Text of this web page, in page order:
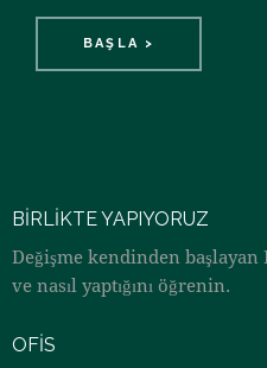
BAŞLA >
BIRLIKTE YAPIYORUZ
Değişme kendinden başlayan
ve nasıl yaptığını öğrenin.
OFIS